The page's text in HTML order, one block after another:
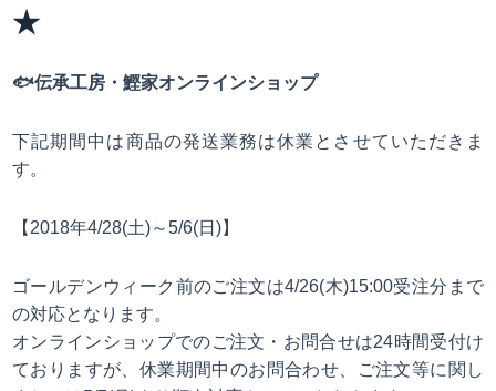
★
🐟伝承工房・鰹家オンラインショップ
下記期間中は商品の発送業務は休業とさせていただきま
す。
【2018年4/28(土)～5/6(日)】
ゴールデンウィーク前のご注文は4/26(木)15:00受注分まで
の対応となります。
オンラインショップでのご注文・お問合せは24時間受付け
ておりますが、休業期間中のお問合わせ、ご注文等に関し